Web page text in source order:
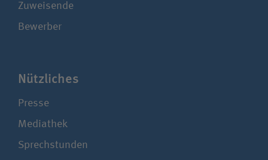
Zuweisende
Bewerber
Nützliches
Presse
Mediathek
Sprechstunden